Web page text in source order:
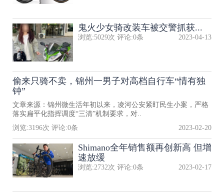
鬼火少女骑改装车被交警抓获...
浏览:5029次 评论:0条 2023-04-13
偷来只骑不卖，锦州一男子对高档自行车“情有独
钟”
文章来源：锦州微生活年初以来，凌河公安紧盯民生小案，严格
落实扁平化指挥调度“三清”机制要求，对..
浏览:3196次 评论:0条 2023-02-20
Shimano全年销售额再创新高 但增
速放缓
浏览:2732次 评论:0条 2023-02-17